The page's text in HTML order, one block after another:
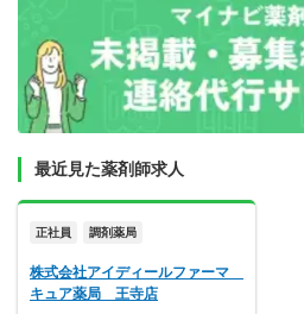
最近見た薬剤師求人
正社員 調剤薬局
株式会社アイディールファーマ
キュア薬局 王寺店